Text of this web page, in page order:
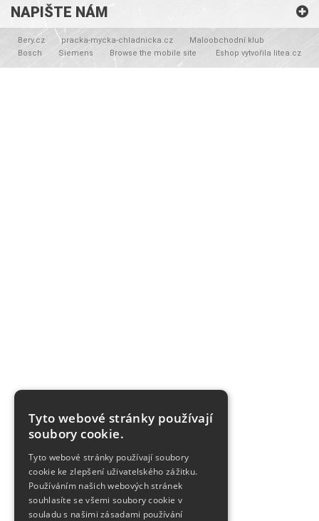
Bery.cz pracka-mycka-chladnicka.cz
Maloobchodní klub
Bosch
Siemens Browse the mobile site Eshop vytvořila litea.cz
NAPIŠTE NÁM
Tyto webové stránky používají
soubory cookie.
Tyto webové stránky používají soubory
cookie ke zlepšení uživatelského zážitku.
Používáním našich webových stránek
souhlasíte se všemi soubory cookie v
souladu s našimi zásadami používání